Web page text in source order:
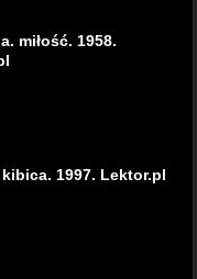
miłość. 1958.
kibica. 1997. Lektor.pl